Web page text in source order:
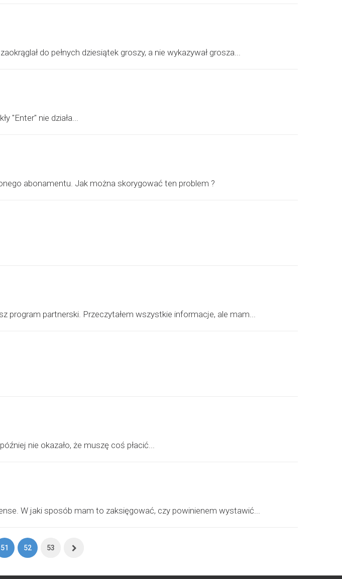
do pełnych dziesiątek groszy, a nie wykazywał grosza...
"Enter" nie działa...
abonamentu. Jak można skorygować ten problem ?
program partnerski. Przeczytałem wszystkie informacje, ale mam...
nie okazało, że muszę coś płacić...
W jaki sposób mam to zaksięgować, czy powinienem wystawić...
51 52 53 Ostatnia